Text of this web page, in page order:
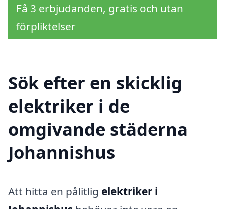
Få 3 erbjudanden, gratis och utan
förpliktelser
Sök efter en skicklig
elektriker i de
omgivande städerna
Johannishus
Att hitta en pålitlig elektriker i